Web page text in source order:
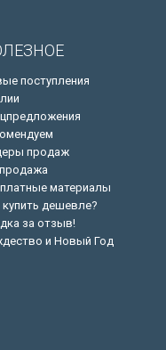
поступления
продаж
материалы
купить дешевле?
за отзыв!
и Новый Год